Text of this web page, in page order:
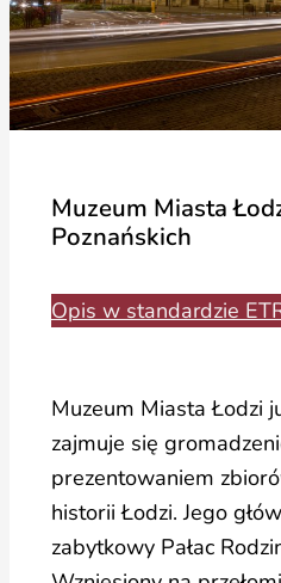
Muzeum Miasta
Poznańskich
Opis w standardzie
Muzeum Miasta Łodzi
zajmuje się
prezentowaniem
historii Łodzi. Jego
zabytkowy Pałac